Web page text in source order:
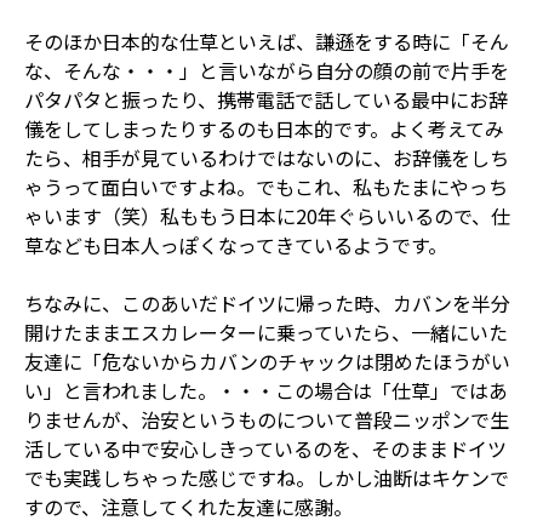
そのほか日本的な仕草といえば、謙遜をする時に「そん
な、そんな・・・」と言いながら自分の顔の前で片手を
パタパタと振ったり、携帯電話で話している最中にお辞
儀をしてしまったりするのも日本的です。よく考えてみ
たら、相手が見ているわけではないのに、お辞儀をしち
ゃうって面白いですよね。でもこれ、私もたまにやっち
ゃいます（笑）私ももう日本に20年ぐらいいるので、仕
草なども日本人っぽくなってきているようです。
ちなみに、このあいだドイツに帰った時、カバンを半分
開けたままエスカレーターに乗っていたら、一緒にいた
友達に「危ないからカバンのチャックは閉めたほうがい
い」と言われました。・・・この場合は「仕草」ではあ
りませんが、治安というものについて普段ニッポンで生
活している中で安心しきっているのを、そのままドイツ
でも実践しちゃった感じですね。しかし油断はキケンで
すので、注意してくれた友達に感謝。